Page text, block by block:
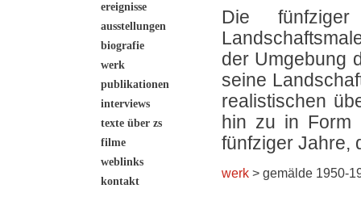
ereignisse
ausstellungen
biografie
werk
publikationen
interviews
texte über zs
filme
weblinks
kontakt
Die
der Umgebung
seine
realistischen
hin zu in Form
fünfziger Jahre,
werk > gemälde 1950-